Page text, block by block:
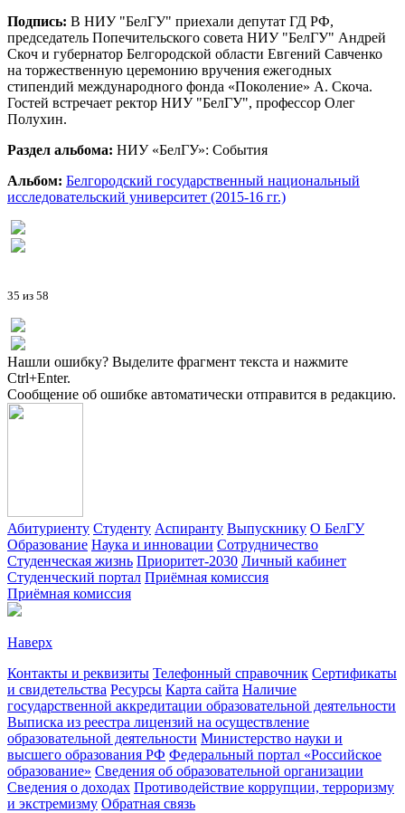
Подпись: В НИУ "БелГУ" приехали депутат ГД РФ,
председатель Попечительского совета НИУ "БелГУ" Андрей
Скоч и губернатор Белгородской области Евгений Савченко
на торжественную церемонию вручения ежегодных
стипендий международного фонда «Поколение» А. Скоча.
Гостей встречает ректор НИУ "БелГУ", профессор Олег
Полухин.
Раздел альбома: НИУ «БелГУ»: События
Альбом: Белгородский государственный национальный
исследовательский университет (2015-16 гг.)
35 из 58
Нашли ошибку? Выделите фрагмент текста и нажмите
Ctrl+Enter.
Сообщение об ошибке автоматически отправится в редакцию.
Абитуриенту Студенту Аспиранту Выпускнику О БелГУ
Образование Наука и инновации Сотрудничество
Студенческая жизнь Приоритет-2030 Личный кабинет
Студенческий портал Приёмная комиссия
Приёмная комиссия
Наверх
Контакты и реквизиты Телефонный справочник Сертификаты
и свидетельства Ресурсы Карта сайта Наличие
государственной аккредитации образовательной деятельности
Выписка из реестра лицензий на осуществление
образовательной деятельности Министерствo науки и
высшего образования РФ Федеральный портал «Российское
образование» Сведения об образовательной организации
Сведения о доходах Противодействие коррупции, терроризму
и экстремизму Обратная связь